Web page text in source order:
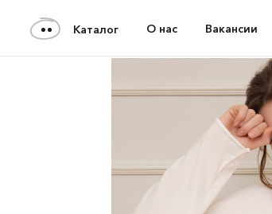
Каталог О нас Вакансии